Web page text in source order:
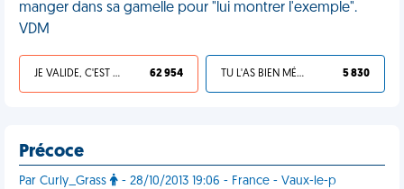
manger dans sa gamelle pour "lui montrer l'exemple".
VDM
JE VALIDE, C'EST UNE VDM 62 954 TU L'AS BIEN MÉRITÉ 5 830
Précoce
Par Curly_Grass - 28/10/2013 19:06 - France - Vaux-le-p